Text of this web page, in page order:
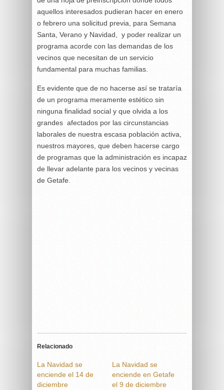
aquellos interesados pudieran hacer en enero
o febrero una solicitud previa, para Semana
Santa, Verano y Navidad, y poder realizar un
programa acorde con las demandas de los
vecinos que necesitan de un servicio
fundamental para muchas familias.
Es evidente que de no hacerse así se trataría
de un programa meramente estético sin
ninguna finalidad social y que olvida a los
grandes afectados por las circunstancias
laborales de nuestra escasa población activa,
nuestros mayores, que deben hacerse cargo
de programas que la administración es incapaz
de llevar adelante para los vecinos y vecinas
de Getafe.
Relacionado
La Navidad se
enciende el 14 de
diciembre
La Navidad se
enciende en Getafe
el 9 de diciembre